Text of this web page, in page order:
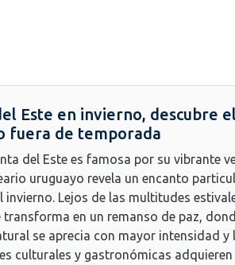
Este en invierno, descubre el
fuera de temporada
del Este es famosa por su vibrante
uruguayo revela un encanto
invierno. Lejos de las multitudes
transforma en un remanso de paz,
se aprecia con mayor intensidad y
culturales y gastronómicas adquieren